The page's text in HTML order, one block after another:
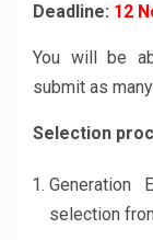
Deadline: 12
You will be
submit as
Selection
Generation
selection